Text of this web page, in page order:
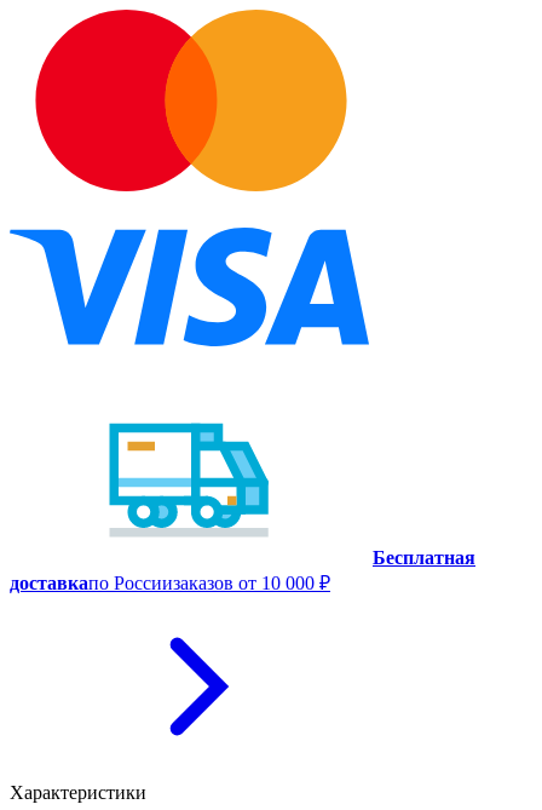
Бесплатная
доставкапо Россиизаказов от 10 000 ₽
Характеристики